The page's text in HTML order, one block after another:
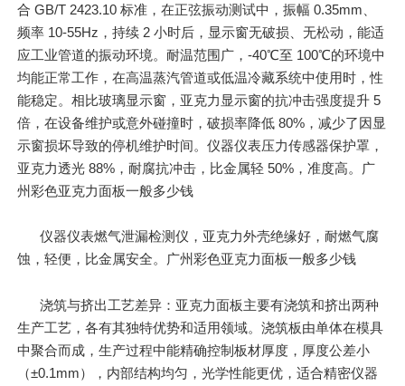
合 GB/T 2423.10 标准，在正弦振动测试中，振幅 0.35mm、
频率 10-55Hz，持续 2 小时后，显示窗无破损、无松动，能适
应工业管道的振动环境。耐温范围广，-40℃至 100℃的环境中
均能正常工作，在高温蒸汽管道或低温冷藏系统中使用时，性
能稳定。相比玻璃显示窗，亚克力显示窗的抗冲击强度提升 5
倍，在设备维护或意外碰撞时，破损率降低 80%，减少了因显
示窗损坏导致的停机维护时间。仪器仪表压力传感器保护罩，
亚克力透光 88%，耐腐抗冲击，比金属轻 50%，准度高。广
州彩色亚克力面板一般多少钱
仪器仪表燃气泄漏检测仪，亚克力外壳绝缘好，耐燃气腐
蚀，轻便，比金属安全。广州彩色亚克力面板一般多少钱
浇筑与挤出工艺差异：亚克力面板主要有浇筑和挤出两种
生产工艺，各有其独特优势和适用领域。浇筑板由单体在模具
中聚合而成，生产过程中能精确控制板材厚度，厚度公差小
（±0.1mm），内部结构均匀，光学性能更优，适合精密仪器